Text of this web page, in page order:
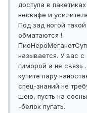
доступа в
нескафе и
Под зад ногой
обматаются !
называется. У вас с
гиморой а не связь
купите пару
спец-знаний не
шею, пусть на
-белок пугать.